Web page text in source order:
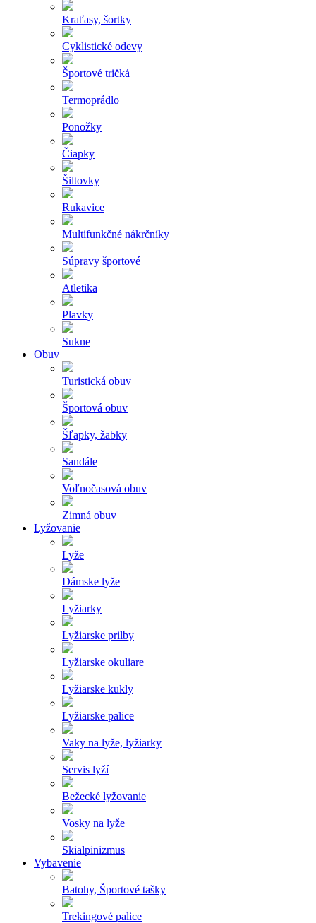
Kraťasy, šortky
Cyklistické odevy
Športové tričká
Termoprádlo
Ponožky
Čiapky
Šiltovky
Rukavice
Multifunkčné nákrčníky
Súpravy športové
Atletika
Plavky
Sukne
Obuv
Turistická obuv
Športová obuv
Šľapky, žabky
Sandále
Voľnočasová obuv
Zimná obuv
Lyžovanie
Lyže
Dámske lyže
Lyžiarky
Lyžiarske prilby
Lyžiarske okuliare
Lyžiarske kukly
Lyžiarske palice
Vaky na lyže, lyžiarky
Servis lyží
Bežecké lyžovanie
Vosky na lyže
Skialpinizmus
Vybavenie
Batohy, Športové tašky
Trekingové palice